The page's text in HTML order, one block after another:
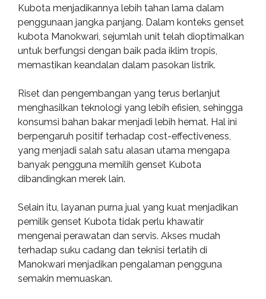
Kubota menjadikannya lebih tahan lama dalam
penggunaan jangka panjang. Dalam konteks genset
kubota Manokwari, sejumlah unit telah dioptimalkan
untuk berfungsi dengan baik pada iklim tropis,
memastikan keandalan dalam pasokan listrik.
Riset dan pengembangan yang terus berlanjut
menghasilkan teknologi yang lebih efisien, sehingga
konsumsi bahan bakar menjadi lebih hemat. Hal ini
berpengaruh positif terhadap cost-effectiveness,
yang menjadi salah satu alasan utama mengapa
banyak pengguna memilih genset Kubota
dibandingkan merek lain.
Selain itu, layanan purna jual yang kuat menjadikan
pemilik genset Kubota tidak perlu khawatir
mengenai perawatan dan servis. Akses mudah
terhadap suku cadang dan teknisi terlatih di
Manokwari menjadikan pengalaman pengguna
semakin memuaskan.